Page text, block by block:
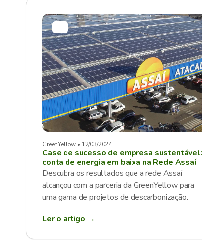
GreenYellow • 12/03/2024
Case de sucesso de empresa sustentável:
conta de energia em baixa na Rede Assaí
Descubra os resultados que a rede Assaí
alcançou com a parceria da GreenYellow para
uma gama de projetos de descarbonização.
Ler o artigo →